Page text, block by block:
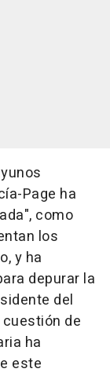
Page ha
como
los
y ha
depurar la
del
de
ha
este